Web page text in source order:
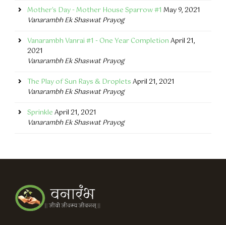
Mother's Day - Mother House Sparrow #1 May 9, 2021
Vanarambh Ek Shaswat Prayog
Vanarambh Vanrai #1 - One Year CompletionApril 21,
2021
Vanarambh Ek Shaswat Prayog
The Play of Sun Rays & DropletsApril 21, 2021
Vanarambh Ek Shaswat Prayog
SprinkleApril 21, 2021
Vanarambh Ek Shaswat Prayog